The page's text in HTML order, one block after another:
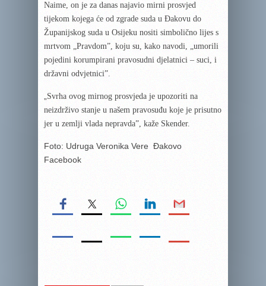
Naime, on je za danas najavio mirni prosvjed
tijekom kojega će od zgrade suda u Đakovu do
Županijskog suda u Osijeku nositi simbolično lijes s
mrtvom „Pravdom”, koju su, kako navodi, „umorili
pojedini korumpirani pravosudni djelatnici – suci, i
državni odvjetnici”.
Svrha ovog mirnog prosvjeda je upozoriti na
neizdrživo stanje u našem pravosuđu koje je prisutno
jer u zemlji vlada nepravda”, kaže Skender.
Foto: Udruga Veronika Vere Đakovo
Facebook